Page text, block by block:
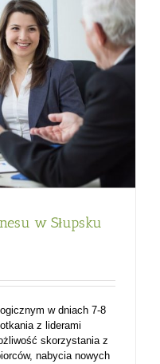
w Słupsku
w dniach 7-8
z liderami
skorzystania z
nabycia nowych